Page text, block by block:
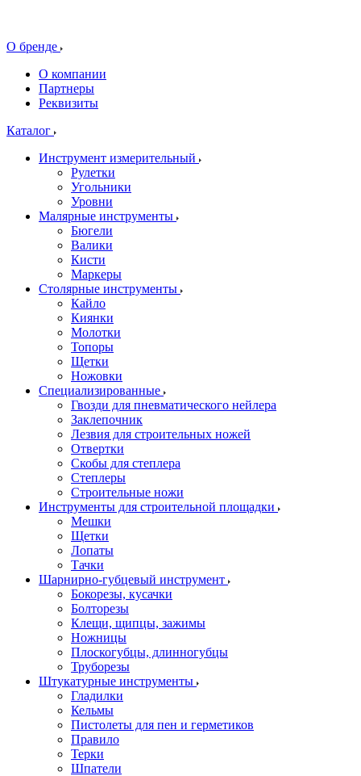
О бренде
О компании
Партнеры
Реквизиты
Каталог
Инструмент измерительный
Рулетки
Угольники
Уровни
Малярные инструменты
Бюгели
Валики
Кисти
Маркеры
Столярные инструменты
Кайло
Киянки
Молотки
Топоры
Щетки
Ножовки
Специализированные
Гвозди для пневматического нейлера
Заклепочник
Лезвия для строительных ножей
Отвертки
Скобы для степлера
Степлеры
Строительные ножи
Инструменты для строительной площадки
Мешки
Щетки
Лопаты
Тачки
Шарнирно-губцевый инструмент
Бокорезы, кусачки
Болторезы
Клещи, щипцы, зажимы
Ножницы
Плоскогубцы, длинногубцы
Труборезы
Штукатурные инструменты
Гладилки
Кельмы
Пистолеты для пен и герметиков
Правило
Терки
Шпатели